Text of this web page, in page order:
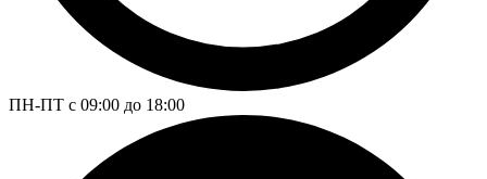
ПН-ПТ с 09:00 до 18:00